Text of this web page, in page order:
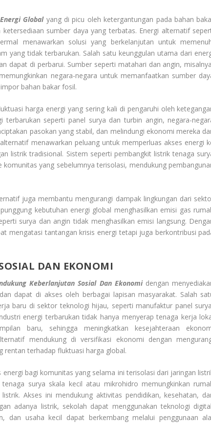
Globalyang di picu oleh ketergantungan pada bahan
sumber daya yang terbatas. Energi alternatif
menawarkan solusi yang berkelanjutan untuk
yang tidak terbarukan. Salah satu keunggulan utama dari
dapat di perbarui. Sumber seperti matahari dan angin,
negara-negara untuk memanfaatkan sumber
bahan bakar fosil.
harga energi yang sering kali di pengaruhi oleh
seperti panel surya dan turbin angin, negara-
pasokan yang stabil, dan melindungi ekonomi mereka
menawarkan peluang untuk memperluas akses energi
listrik tradisional. Sistem seperti pembangkit listrik tenaga
yang sebelumnya terisolasi, mendukung
juga membantu mengurangi dampak lingkungan dari
kebutuhan energi global menghasilkan emisi gas
surya dan angin tidak menghasilkan emisi langsung.
mengatasi tantangan krisis energi tetapi juga berkontribusi
DAN EKONOMI
Keberlanjutan Sosial Dan Ekonomidengan
dapat di akses oleh berbagai lapisan masyarakat. Salah
baru di sektor teknologi hijau, seperti manufaktur panel
energi terbarukan tidak hanya menyerap tenaga kerja
baru, sehingga meningkatkan kesejahteraan
mendukung di versifikasi ekonomi dengan
rentan terhadap fluktuasi harga global.
bagi komunitas yang selama ini terisolasi dari jaringan
surya skala kecil atau mikrohidro memungkinkan
Akses ini mendukung aktivitas pendidikan, kesehatan,
adanya listrik, sekolah dapat menggunakan teknologi
dan usaha kecil dapat berkembang melalui penggunaan